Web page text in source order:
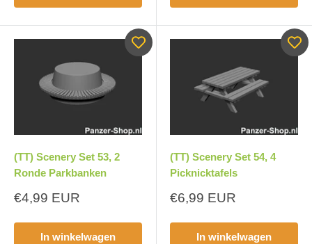
(TT) Scenery Set 53, 2
Ronde Parkbanken
Aanbiedingsprijs
€4,99 EUR
In winkelwagen
(TT) Scenery Set 54, 4
Picknicktafels
Aanbiedingsprijs
€6,99 EUR
In winkelwagen